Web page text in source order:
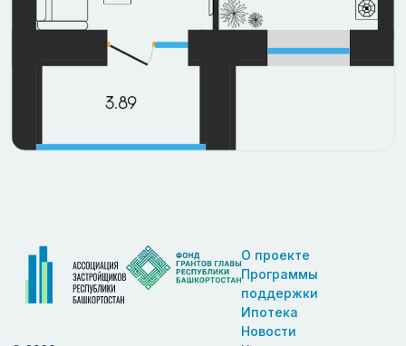
О проекте
Программы
поддержки
Ипотека
Новости